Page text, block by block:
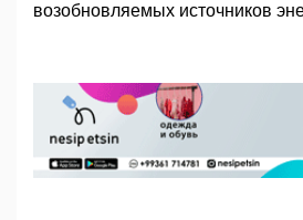
возобновляемых источников